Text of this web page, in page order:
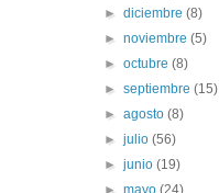
►diciembre(8)
►noviembre(5)
►octubre(8)
►septiembre(15)
►agosto(8)
►julio(56)
►junio(19)
►mayo(24)